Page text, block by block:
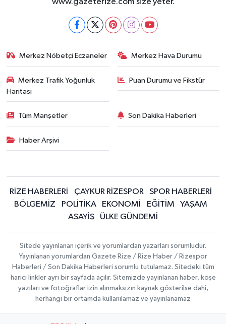
www.gazeterize.com size yeter.
Merkez Nöbetçi Eczaneler Merkez Hava Durumu
Merkez Trafik Yoğunluk
Haritası
Puan Durumu ve Fikstür
Tüm Manşetler Son Dakika Haberleri
Haber Arşivi
RİZE HABERLERİ ÇAYKUR RİZESPOR
SPOR HABERLERİ
BÖLGEMİZ
POLİTİKA EKONOMİ EĞİTİM
YAŞAM
ASAYİŞ
ÜLKE GÜNDEMİ
Sitede yayınlanan içerik ve yorumlardan yazarları sorumludur.
Yayınlanan yorumlardan Gazete Rize / Rize Haber / Rizespor
Haberleri / Son Dakika Haberleri sorumlu tutulamaz. Sitedeki tüm
harici linkler ayrı bir sayfada açılır. Sitemizde yayınlanan haber, köşe
yazıları ve fotoğraflar izin alınmaksızın kaynak gösterilse dahi,
herhangi bir ortamda kullanılamaz ve yayınlanamaz